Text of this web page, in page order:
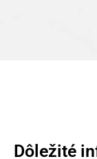
Dôležité